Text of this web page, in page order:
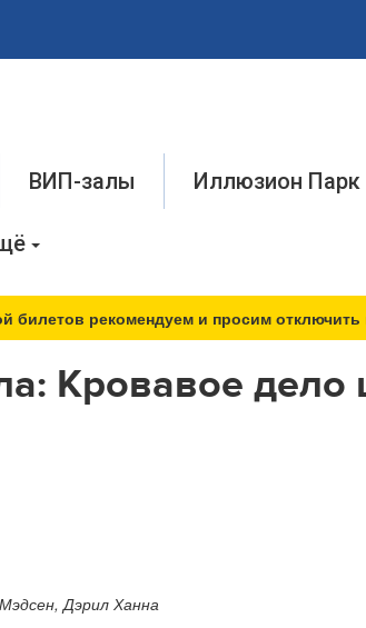
ВИП-залы Иллюзион Парк
билетов рекомендуем и просим отключить
Кровавое дело
Дэрил Ханна